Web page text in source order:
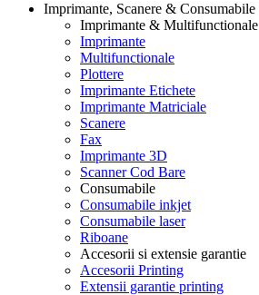
Imprimante, Scanere & Consumabile
Imprimante & Multifunctionale
Imprimante
Multifunctionale
Plottere
Imprimante Etichete
Imprimante Matriciale
Scanere
Fax
Imprimante 3D
Scanner Cod Bare
Consumabile
Consumabile inkjet
Consumabile laser
Riboane
Accesorii si extensie garantie
Accesorii Printing
Extensii garantie printing